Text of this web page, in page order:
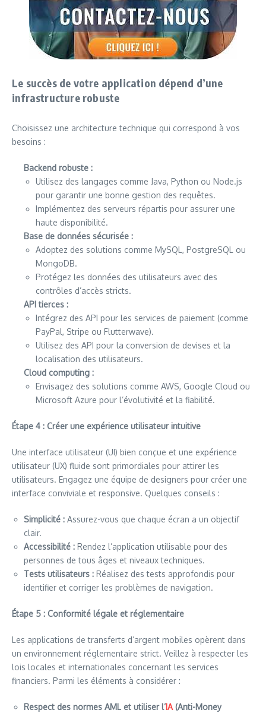
Le succès de votre application dépend d’une
infrastructure robuste
Choisissez une architecture technique qui correspond à vos
besoins :
Backend robuste :
Utilisez des langages comme Java, Python ou Node.js
pour garantir une bonne gestion des requêtes.
Implémentez des serveurs répartis pour assurer une
haute disponibilité.
Base de données sécurisée :
Adoptez des solutions comme MySQL, PostgreSQL ou
MongoDB.
Protégez les données des utilisateurs avec des
contrôles d’accès stricts.
API tierces :
Intégrez des API pour les services de paiement (comme
PayPal, Stripe ou Flutterwave).
Utilisez des API pour la conversion de devises et la
localisation des utilisateurs.
Cloud computing :
Envisagez des solutions comme AWS, Google Cloud ou
Microsoft Azure pour l’évolutivité et la fiabilité.
Étape 4 : Créer une expérience utilisateur intuitive
Une interface utilisateur (UI) bien conçue et une expérience
utilisateur (UX) fluide sont primordiales pour attirer les
utilisateurs. Engagez une équipe de designers pour créer une
interface conviviale et responsive. Quelques conseils :
Simplicité : Assurez-vous que chaque écran a un objectif
clair.
Accessibilité : Rendez l’application utilisable pour des
personnes de tous âges et niveaux techniques.
Tests utilisateurs : Réalisez des tests approfondis pour
identifier et corriger les problèmes de navigation.
Étape 5 : Conformité légale et réglementaire
Les applications de transferts d’argent mobiles opèrent dans
un environnement réglementaire strict. Veillez à respecter les
lois locales et internationales concernant les services
financiers. Parmi les éléments à considérer :
Respect des normes AML et utiliser l’IA (Anti-Money